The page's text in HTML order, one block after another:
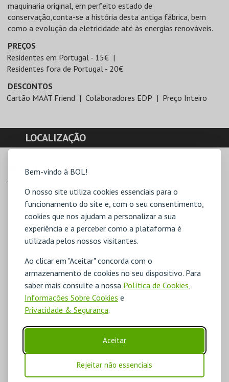
Bem-vindo à BOL!
O nosso site utiliza cookies essenciais para o
funcionamento do site e, com o seu consentimento,
cookies que nos ajudam a personalizar a sua
experiência e a perceber como a plataforma é
utilizada pelos nossos visitantes.
Ao clicar em "Aceitar" concorda com o
armazenamento de cookies no seu dispositivo. Para
saber mais consulte a nossa Política de Cookies
Informações Sobre Cookies e
Privacidade & Segurança.
Aceitar
Rejeitar não essenciais
maquinaria original, em perfeito estado de
conservação,conta-se a história desta antiga fábrica, bem
como a evolução da eletricidade até às energias renováveis.
PREÇOS
Residentes em Portugal - 15€
Residentes fora de Portugal - 20€
DESCONTOS
Cartão MAAT Friend
Colaboradores EDP Preço Inteiro
LOCALIZAÇÃO
MORADA
Avenida Brasília, Central Tejo
1300-598 Lisboa